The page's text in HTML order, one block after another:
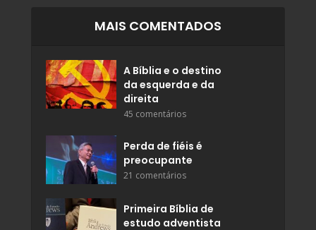
MAIS COMENTADOS
A Bíblia e o destino
da esquerda e da
direita
45 comentários
Perda de fiéis é
preocupante
21 comentários
Primeira Bíblia de
estudo adventista